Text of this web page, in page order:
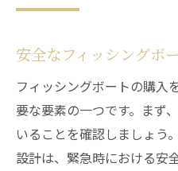
安全なフィッシングボ
フィッシングボートの購入
要な要素の一つです。まず
いることを確認しましょう
設計は、緊急時における安